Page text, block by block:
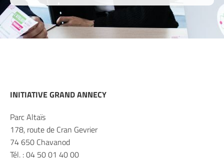
INITIATIVE GRAND ANNECY
Parc Altaïs
178, route de Cran Gevrier
74 650 Chavanod
Tél. : 04 50 01 40 00